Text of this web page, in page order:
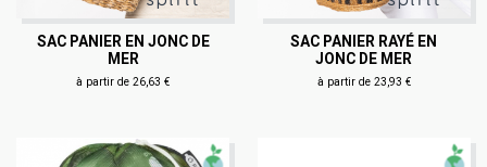
SAC PANIER EN JONC DE
MER
à partir de 26,63 €
SAC PANIER RAYÉ EN
JONC DE MER
à partir de 23,93 €